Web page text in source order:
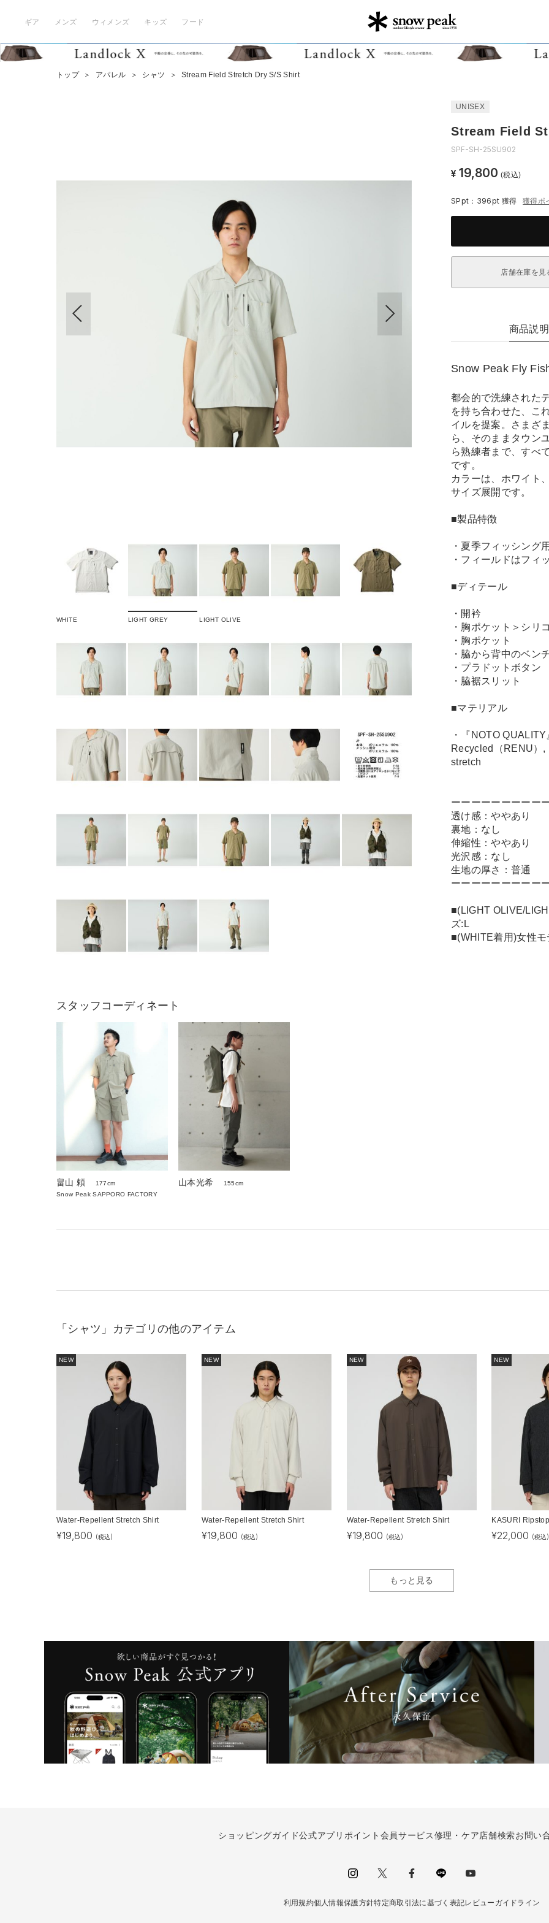
ギア メンズ ウィメンズ キッズ フード
トップ ＞ アパレル ＞ シャツ ＞ Stream Field Stretch Dry S/S Shirt
WHITE LIGHT GREY LIGHT OLIVE
UNISEX
Stream Field
SPF-SH-25SU902
¥ 19,800 (税込)
SPpt：396pt 獲得 獲得ポ
店舗在庫を見
商品説明
Snow Peak Fly
都会的で洗練された
を持ち合わせた、こ
イルを提案。さまざ
ら、そのままタウン
ら熟練者まで、すべ
です。
カラーは、ホワイト
サイズ展開です。
■製品特徴
・夏季フィッシング
・フィールドはフィ
■ディテール
・開衿
・胸ポケット＞シリ
・胸ポケット
・脇から背中のベン
・プラドットボタン
・脇裾スリット
■マテリアル
・『NOTO
Recycled（RENU）,
stretch
ーーーーーーーーー
透け感：ややあり
裏地：なし
伸縮性：ややあり
光沢感：なし
生地の厚さ：普通
ーーーーーーーーー
■(LIGHT OLIVE/
ズ:L
■(WHITE着用)女性
スタッフコーディネート
畠山 頼
177cm
Snow Peak SAPPORO FACTORY
山本光希 155cm
「シャツ」カテゴリの他のアイテム
NEW
Water-Repellent Stretch Shirt
¥19,800 (税込)
NEW
Water-Repellent Stretch Shirt
¥19,800 (税込)
NEW
Water-Repellent Stretch Shirt
¥19,800 (税込)
NEW
KASURI
¥22,000 (税込)
もっと見る
ショッピングガイド公式アプリ ポイント会員サービス修理・ケア店舗検索お問い
利用規約個人情報保護方針特定商取引法に基づく表記レビューガイドライン